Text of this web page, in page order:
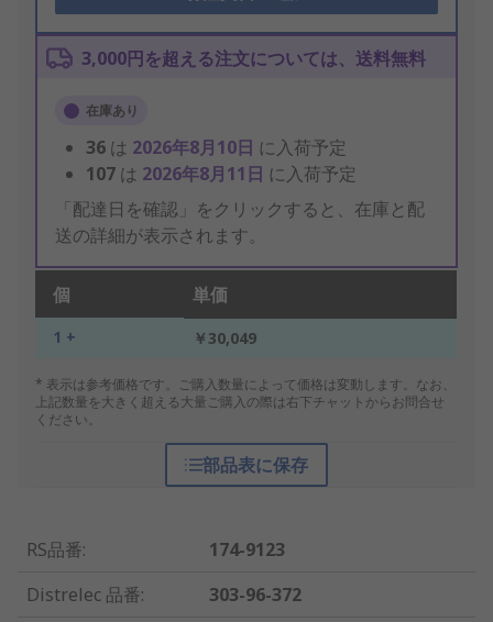
3,000円を超える注文については、送料無料
在庫あり
36 は 2026年8月10日 に入荷予定
107 は 2026年8月11日 に入荷予定
「配達日を確認」をクリックすると、在庫と配
送の詳細が表示されます。
個 単価
1 + ￥30,049
* 表示は参考価格です。ご購入数量によって価格は変動します。なお、
上記数量を大きく超える大量ご購入の際は右下チャットからお問合せ
ください。
部品表に保存
RS品番:
174-9123
Distrelec 品番: 303-96-372